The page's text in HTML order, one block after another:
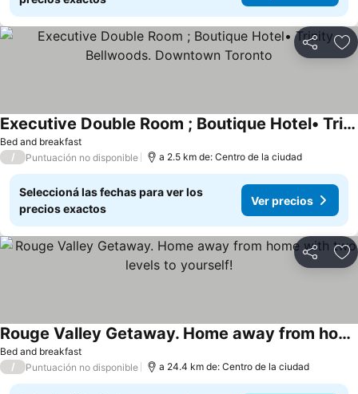
Compartir
Bed and breakfast
Executive Double Room ; Boutique Hotel• Trinity Bellwoods. Downtown Toronto
/ Puntuación no disponible a 2.5 km de: Centro de la ciudad
Seleccioná las fechas para ver los
precios exactos
Ver precios
Compartir
Bed and breakfast
Rouge Valley Getaway. Home away from home with two levels to yourself!
/ Puntuación no disponible a 24.4 km de: Centro de la ciudad